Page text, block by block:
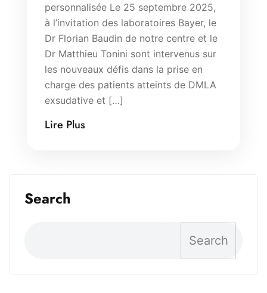
Search
Search
personnalisée Le 25 septembre 2025,
à l’invitation des laboratoires Bayer, le
Dr Florian Baudin de notre centre et le
Dr Matthieu Tonini sont intervenus sur
les nouveaux défis dans la prise en
charge des patients atteints de DMLA
exsudative et […]
Lire Plus